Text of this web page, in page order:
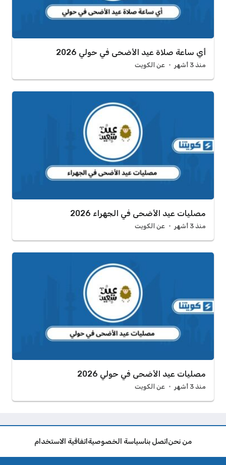
أي ساعة صلاة عيد الأضحى في حولي 2026
منذ 3 أشهر عن الكويت
مصليات عيد الأضحى في الجهراء 2026
منذ 3 أشهر عن الكويت
مصليات عيد الأضحى في حولي 2026
منذ 3 أشهر عن الكويت
من نحن اتصل بناسياسة الخصوصية اتفاقية الاستخدام